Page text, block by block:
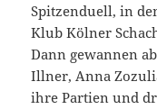
Spitzenduell, in
Klub Kölner
Dann gewannen
Illner, Anna
ihre Partien und